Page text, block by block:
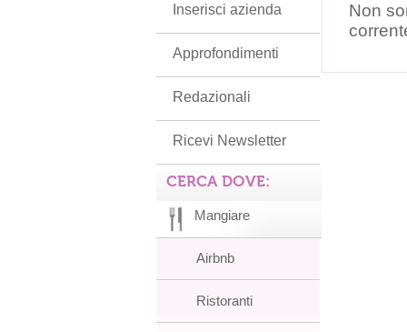
Non
Inserisci azienda
Approfondimenti
Redazionali
Ricevi Newsletter
CERCA DOVE:
Mangiare
Airbnb
Ristoranti